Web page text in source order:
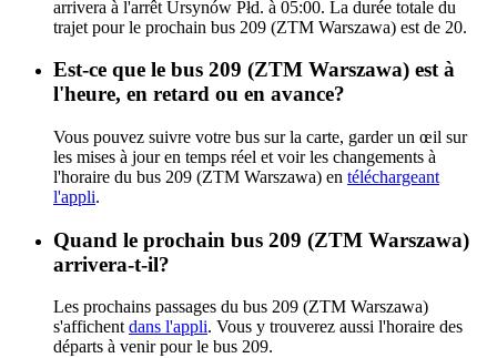
arrivera à l'arrêt Ursynów Płd. à 05:00. La durée totale du
trajet pour le prochain bus 209 (ZTM Warszawa) est de 20.
Est-ce que le bus 209 (ZTM Warszawa) est à
l'heure, en retard ou en avance?
Vous pouvez suivre votre bus sur la carte, garder un œil sur
les mises à jour en temps réel et voir les changements à
l'horaire du bus 209 (ZTM Warszawa) en téléchargeant
l'appli.
Quand le prochain bus 209 (ZTM Warszawa)
arrivera-t-il?
Les prochains passages du bus 209 (ZTM Warszawa)
s'affichent dans l'appli. Vous y trouverez aussi l'horaire des
départs à venir pour le bus 209.